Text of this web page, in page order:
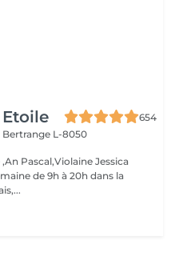
654
Bertrange L-8050
Pascal,Violaine Jessica
de 9h à 20h dans la